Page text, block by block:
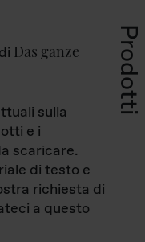
Prodotti
Das ganze
sulla
e i
scaricare.
di testo e
richiesta di
a questo